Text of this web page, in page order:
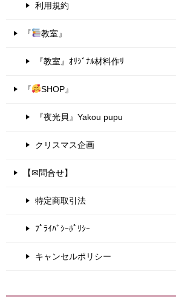
利用規約
『 教室』
『教室』ｵﾘｼﾞﾅﾙ材料作ﾘ
『 SHOP』
『夜光貝』Yakou pupu
クリスマス企画
【✉問合せ】
特定商取引法
ﾌﾟﾗｲﾊﾞｼｰﾎﾟﾘｼｰ
キャンセルポリシー